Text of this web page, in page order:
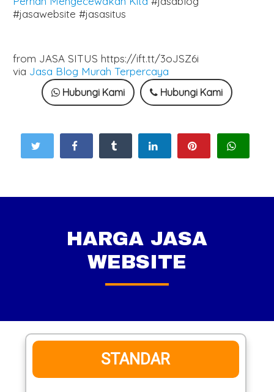
#jasawebsite #jasasitus
from JASA SITUS https://ift.tt/3oJSZ6i
via Jasa Blog Murah Terpercaya
Hubungi Kami Hubungi Kami
HARGA JASA
WEBSITE
STANDAR